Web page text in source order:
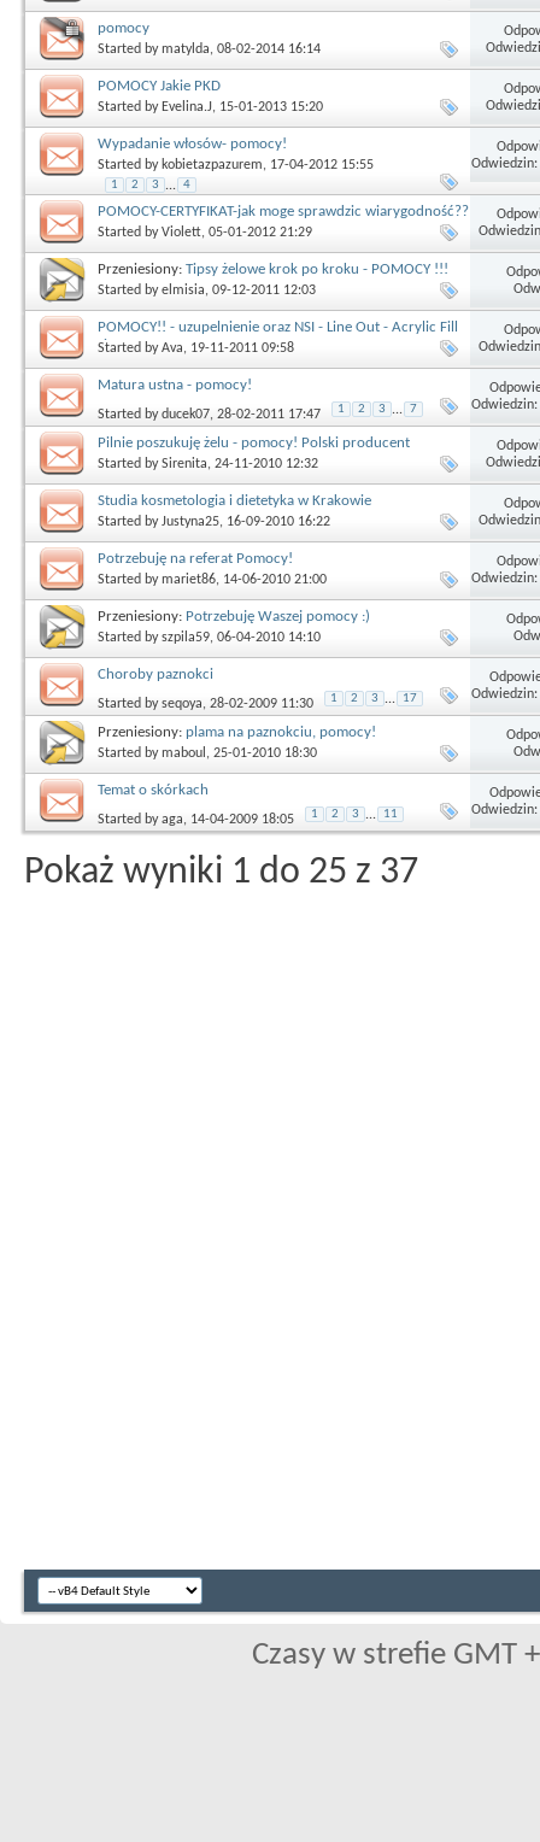
pomocy
Started bymatylda, 08-02-2014 16:14
POMOCY Jakie PKD
Started by Evelina.J, 15-01-2013 15:20
Wypadanie włosów- pomocy!
Started by kobietazpazurem, 17-04-2012 15:55
1 2 3 ... 4
POMOCY-CERTYFIKAT-jak moge sprawdzic wiarygodność??
POMOCY
Started byViolett, 05-01-2012 21:29
Przeniesiony: Tipsy żelowe krok po kroku - POMOCY !!!
Started byelmisia, 09-12-2011 12:03
POMOCY!! - uzupelnienie oraz NSI - Line Out - Acrylic Fill
Line Eraser
Started byAva, 19-11-2011 09:58
Matura ustna - pomocy!
Started byducek07, 28-02-2011 17:47 1 2 3 ... 7
Pilnie poszukuję żelu - pomocy! Polski producent
Started bySirenita, 24-11-2010 12:32
Studia kosmetologia i dietetyka w Krakowie
Started byJustyna25, 16-09-2010 16:22
Potrzebuję na referat Pomocy!
Started bymariet86, 14-06-2010 21:00
Przeniesiony: Potrzebuję Waszej pomocy :)
Started byszpila59, 06-04-2010 14:10
Choroby paznokci
Started byseqoya, 28-02-2009 11:30 1 2 3 ... 17
Przeniesiony: plama na paznokciu, pomocy!
Started bymaboul , 25-01-2010 18:30
Temat o skórkach
Started byaga, 14-04-2009 18:05 1 2 3 ... 11
Pokaż wyniki 1 do 25 z 37
Czasy w strefie GMT